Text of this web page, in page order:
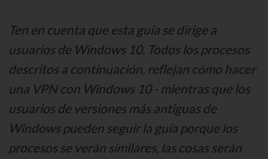
Ten en cuenta que esta guía se dirige a
usuarios de Windows 10. Todos los procesos
descritos a continuación, reflejan cómo hacer
una VPN con Windows 10 - mientras que los
usuarios de versiones más antiguas de
Windows pueden seguir la guía porque los
procesos se verán similares, las cosas serán